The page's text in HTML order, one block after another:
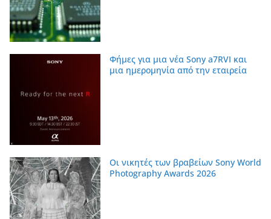
Φήμες για μια νέα Sony a7RVI και
μια ημερομηνία από την εταιρεία
Οι νικητές των βραβείων Sony World
Photography Awards 2026